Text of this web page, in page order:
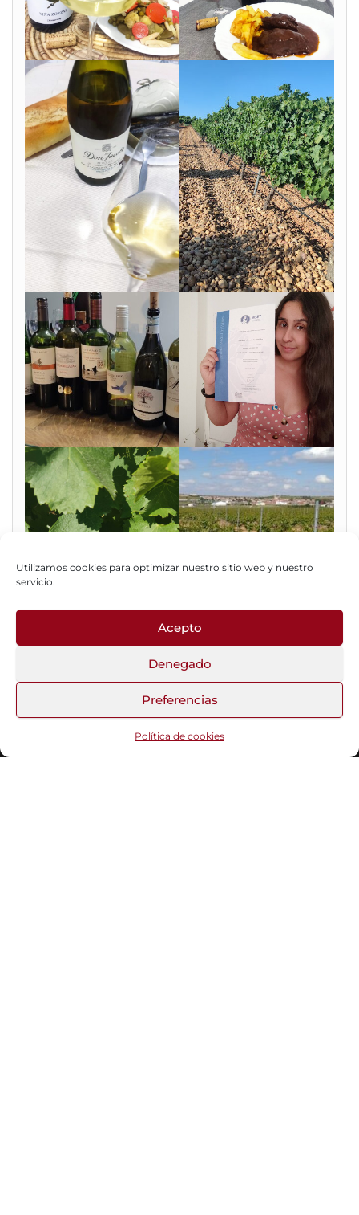
Utilizamos cookies para optimizar nuestro sitio web y nuestro
servicio.
Acepto
Denegado
Preferencias
Política de cookies
Fotos del Blog
Funciona gracias aWordPress |Tema:Head Blog